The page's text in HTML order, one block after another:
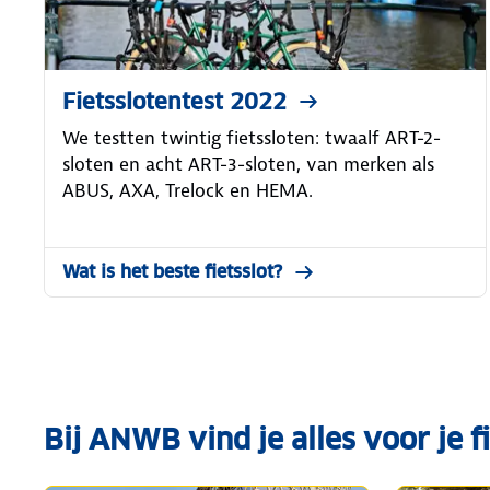
Fietsslotentest 2022
We testten twintig fietssloten: twaalf ART-2-
sloten en acht ART-3-sloten, van merken als
ABUS, AXA, Trelock en HEMA.
Wat is het beste fietsslot?
Bij ANWB vind je alles voor je